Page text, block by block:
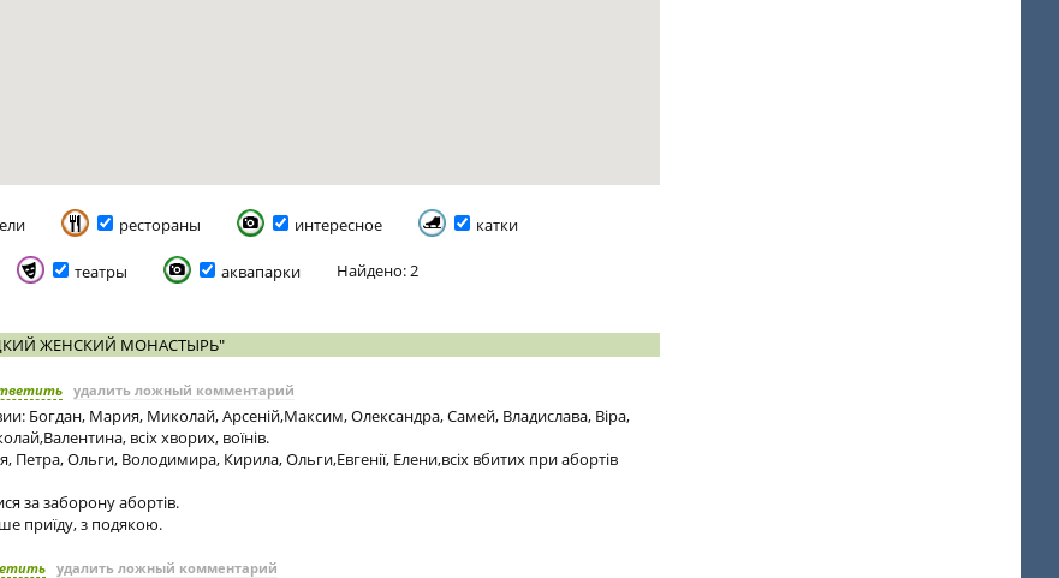
рестораны интересное катки
театры аквапарки Найдено: 2
ЖЕНСКИЙ МОНАСТЫРЬ"
удалить ложный комментарий
Богдан, Мария, Миколай, Арсеній,Максим, Олександра, Самей, Владислава, Віра,
всіх хворих, воїнів.
Петра, Ольги, Володимира, Кирила, Ольги,Евгенії, Елени,всіх вбитих при абортів
за заборону абортів.
приїду, з подякою.
удалить ложный комментарий